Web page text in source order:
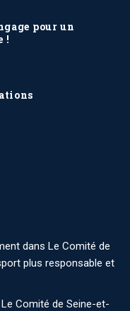
pour un
!
dans Le Comité de
plus responsable et
Le Comité de Seine-et-